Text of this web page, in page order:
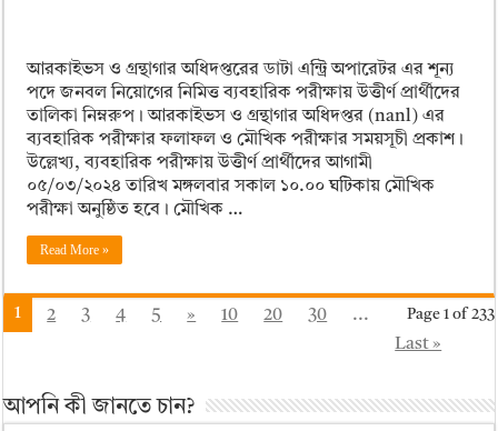
আরকাইভস ও গ্রন্থাগার অধিদপ্তরের ডাটা এন্ট্রি অপারেটর এর শূন্য
পদে জনবল নিয়োগের নিমিত্ত ব্যবহারিক পরীক্ষায় উত্তীর্ণ প্রার্থীদের
তালিকা নিম্নরুপ। আরকাইভস ও গ্রন্থাগার অধিদপ্তর (nanl) এর
ব্যবহারিক পরীক্ষার ফলাফল ও মৌখিক পরীক্ষার সময়সূচী প্রকাশ।
উল্লেখ্য, ব্যবহারিক পরীক্ষায় উত্তীর্ণ প্রার্থীদের আগামী
০৫/০৩/২০২৪ তারিখ মঙ্গলবার সকাল ১০.০০ ঘটিকায় মৌখিক
পরীক্ষা অনুষ্ঠিত হবে। মৌখিক …
Read More »
Page 1 of 233
1 2 3 4 5 » 10 20 30
...
Last »
আপনি কী জানতে চান?